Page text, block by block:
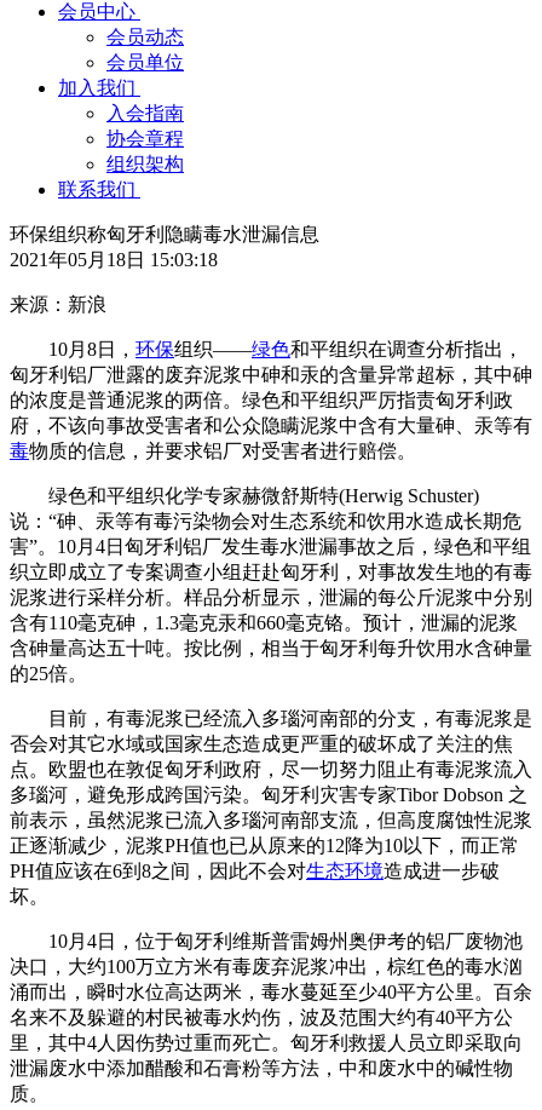
会员中心
会员动态
会员单位
加入我们
入会指南
协会章程
组织架构
联系我们
环保组织称匈牙利隐瞒毒水泄漏信息
2021年05月18日 15:03:18
来源：新浪
10月8日， 环保组织――绿色和平组织在调查分析指出，
匈牙利铝厂泄露的废弃泥浆中砷和汞的含量异常超标，其中砷
的浓度是普通泥浆的两倍。绿色和平组织严厉指责匈牙利政
府，不该向事故受害者和公众隐瞒泥浆中含有大量砷、汞等有
毒物质的信息，并要求铝厂对受害者进行赔偿。
绿色和平组织化学专家赫微舒斯特(Herwig Schuster)
说：“砷、汞等有毒污染物会对生态系统和饮用水造成长期危
害”。10月4日匈牙利铝厂发生毒水泄漏事故之后，绿色和平组
织立即成立了专案调查小组赶赴匈牙利，对事故发生地的有毒
泥浆进行采样分析。样品分析显示，泄漏的每公斤泥浆中分别
含有110毫克砷，1.3毫克汞和660毫克铬。预计，泄漏的泥浆
含砷量高达五十吨。按比例，相当于匈牙利每升饮用水含砷量
的25倍。
目前，有毒泥浆已经流入多瑙河南部的分支，有毒泥浆是
否会对其它水域或国家生态造成更严重的破坏成了关注的焦
点。欧盟也在敦促匈牙利政府，尽一切努力阻止有毒泥浆流入
多瑙河，避免形成跨国污染。匈牙利灾害专家Tibor Dobson 之
前表示，虽然泥浆已流入多瑙河南部支流，但高度腐蚀性泥浆
正逐渐减少，泥浆PH值也已从原来的12降为10以下，而正常
PH值应该在6到8之间，因此不会对生态环境造成进一步破
坏。
10月4日，位于匈牙利维斯普雷姆州奥伊考的铝厂废物池
决口，大约100万立方米有毒废弃泥浆冲出，棕红色的毒水汹
涌而出，瞬时水位高达两米，毒水蔓延至少40平方公里。百余
名来不及躲避的村民被毒水灼伤，波及范围大约有40平方公
里，其中4人因伤势过重而死亡。匈牙利救援人员立即采取向
泄漏废水中添加醋酸和石膏粉等方法，中和废水中的碱性物
质。